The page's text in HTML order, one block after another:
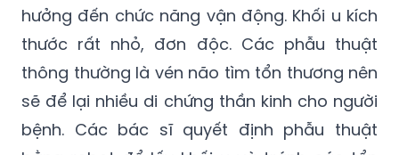
hưởng đến chức năng vận động. Khối u kích
thước rất nhỏ, đơn độc. Các phẫu thuật
thông thường là vén não tìm tổn thương nên
sẽ để lại nhiều di chứng thần kinh cho người
bệnh. Các bác sĩ quyết định phẫu thuật